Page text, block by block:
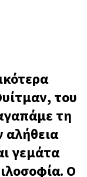
του
τη
αλήθεια
γεμάτα
Ο